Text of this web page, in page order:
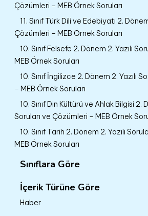
Çözümleri – MEB Örnek Soruları
11. Sınıf Türk Dili ve Edebiyatı 2.
Çözümleri – MEB Örnek Soruları
10. Sınıf Felsefe 2. Dönem 2. Yazılı
MEB Örnek Soruları
10. Sınıf İngilizce 2. Dönem 2. Yazılı
– MEB Örnek Soruları
10. Sınıf Din Kültürü ve Ahlak Bilgisi 2.
Soruları ve Çözümleri – MEB Örnek
10. Sınıf Tarih 2. Dönem 2. Yazılı
MEB Örnek Soruları
Sınıflara Göre
İçerik Türüne Göre
Haber